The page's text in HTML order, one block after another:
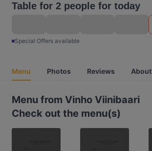
Table for 2 people for today
Special Offers available
Menu Photos Reviews About
Menu from Vinho Viinibaari
Check out the menu(s)